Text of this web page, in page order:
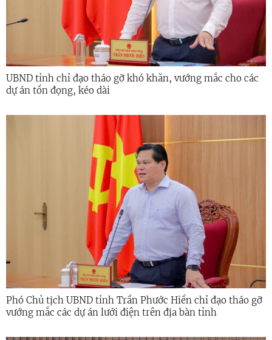
UBND tỉnh chỉ đạo tháo gỡ khó khăn, vướng mắc cho các
dự án tồn đọng, kéo dài
Phó Chủ tịch UBND tỉnh Trần Phước Hiền chỉ đạo tháo gỡ
vướng mắc các dự án lưới điện trên địa bàn tỉnh